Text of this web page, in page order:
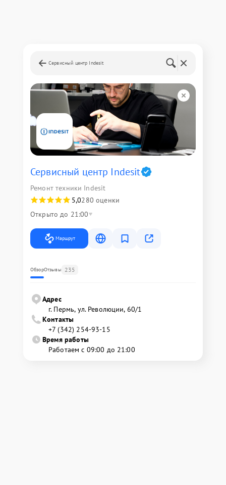
Сервисный центр Indesit
Сервисный центр Indesit
Ремонт техники Indesit
5,0280 оценки
Открыто до 21:00
Маршрут
ОбзорОтзывы 235
Адрес
г. Пермь, ул. ​Революции, 60/1
Контакты
+7 (342) 254-93-15
Время работы
Работаем с 09:00 до 21:00